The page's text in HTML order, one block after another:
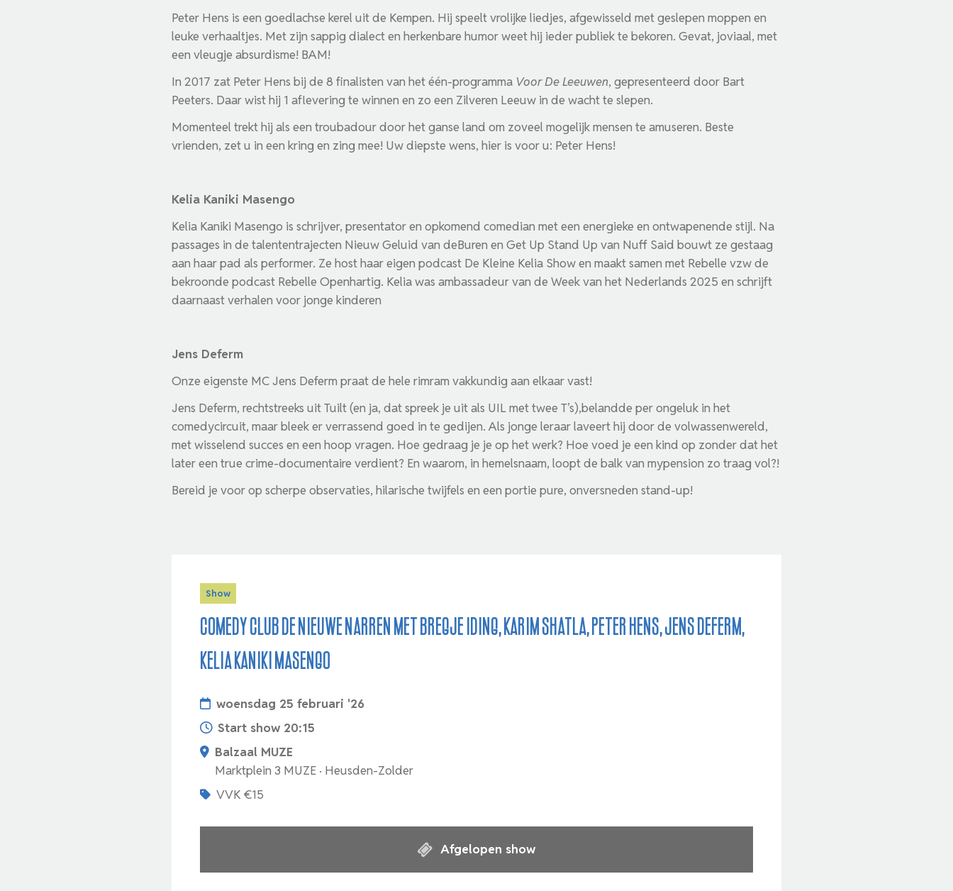
Peter Hens is een goedlachse kerel uit de Kempen. Hij speelt vrolijke liedjes, afgewisseld met geslepen moppen en
leuke verhaaltjes. Met zijn sappig dialect en herkenbare humor weet hij ieder publiek te bekoren. Gevat, joviaal, met
een vleugje absurdisme! BAM!
In 2017 zat Peter Hens bij de 8 finalisten van het één-programma Voor De Leeuwen, gepresenteerd door Bart
Peeters. Daar wist hij 1 aflevering te winnen en zo een Zilveren Leeuw in de wacht te slepen.
Momenteel trekt hij als een troubadour door het ganse land om zoveel mogelijk mensen te amuseren. Beste
vrienden, zet u in een kring en zing mee! Uw diepste wens, hier is voor u: Peter Hens!
Kelia Kaniki Masengo
Kelia Kaniki Masengo is schrijver, presentator en opkomend comedian met een energieke en ontwapenende stijl. Na
passages in de talententrajecten Nieuw Geluid van deBuren en Get Up Stand Up van Nuff Said bouwt ze gestaag
aan haar pad als performer. Ze host haar eigen podcast De Kleine Kelia Show en maakt samen met Rebelle vzw de
bekroonde podcast Rebelle Openhartig. Kelia was ambassadeur van de Week van het Nederlands 2025 en schrijft
daarnaast verhalen voor jonge kinderen
Jens Deferm
Onze eigenste MC Jens Deferm praat de hele rimram vakkundig aan elkaar vast!
Jens Deferm, rechtstreeks uit Tuilt (en ja, dat spreek je uit als UIL met twee T’s),belandde per ongeluk in het
comedycircuit, maar bleek er verrassend goed in te gedijen. Als jonge leraar laveert hij door de volwassenwereld,
met wisselend succes en een hoop vragen. Hoe gedraag je je op het werk? Hoe voed je een kind op zonder dat het
later een true crime-documentaire verdient? En waarom, in hemelsnaam, loopt de balk van mypension zo traag vol?!
Bereid je voor op scherpe observaties, hilarische twijfels en een portie pure, onversneden stand-up!
Show
Comedy Club De Nieuwe Narren met Bregje Iding, Karim Shatla, Peter Hens, Jens Deferm,
Kelia Kaniki Masengo
woensdag 25 februari '26
Start show 20:15
Balzaal MUZE
Marktplein 3 MUZE · Heusden-Zolder
VVK €15
Afgelopen show